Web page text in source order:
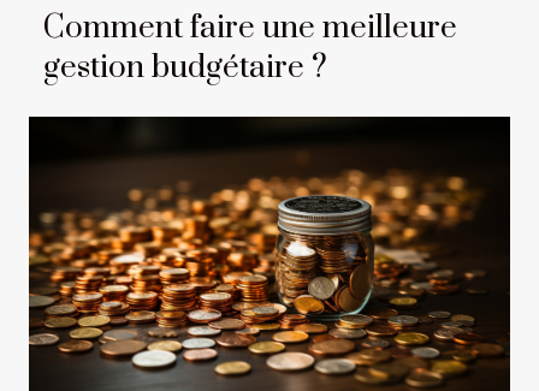
Comment faire une meilleure
gestion budgétaire ?